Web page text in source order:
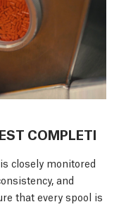
COMPLETI
closely monitored
and
that every spool is